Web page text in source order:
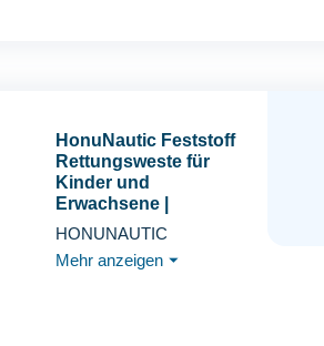
HonuNautic Feststoff
Rettungsweste für
Kinder und
Erwachsene |
Feststoffweste | 100 N,
CE ISO 12402-4 | Größe
6 | für Erwachsene von
HONUNAUTIC
Mehr anzeigen ⏷